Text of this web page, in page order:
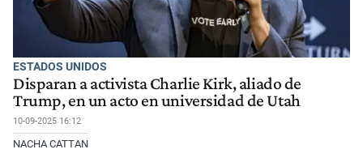
ESTADOS UNIDOS
Disparan a activista Charlie Kirk, aliado de
Trump, en un acto en universidad de Utah
10-09-2025 16:12
NACHA CATTAN